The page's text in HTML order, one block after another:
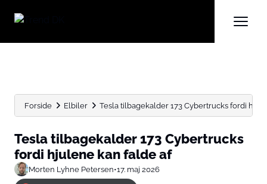
Forside Elbiler Tesla tilbagekalder 173 Cybertrucks fordi
Tesla tilbagekalder 173 Cybertrucks
fordi hjulene kan falde af
Morten Lyhne Petersen•17. maj 2026